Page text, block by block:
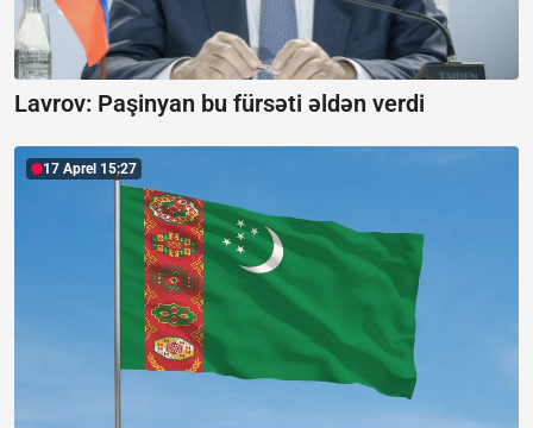
Lavrov: Paşinyan bu fürsəti əldən verdi
17 Aprel 15:27